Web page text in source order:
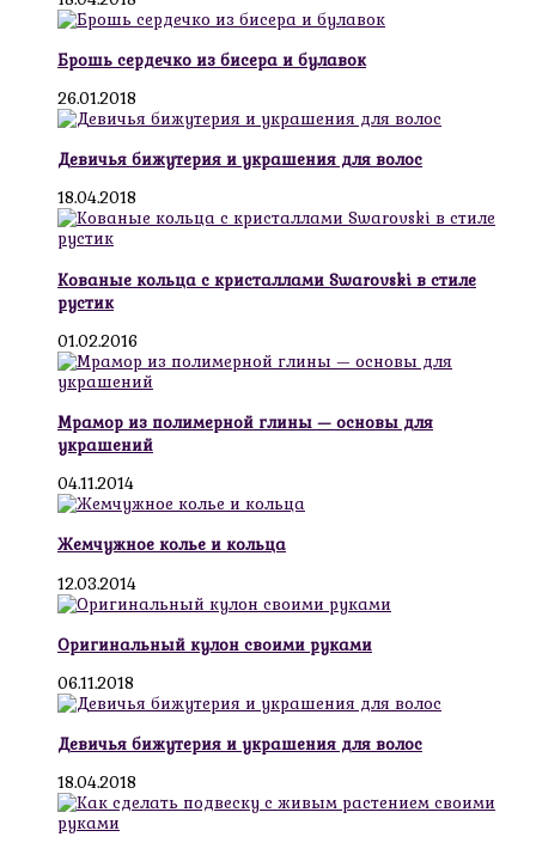
Брошь сердечко из бисера и булавок
26.01.2018
Девичья бижутерия и украшения для волос
18.04.2018
Кованые кольца с кристаллами Swarovski в стиле
рустик
01.02.2016
Мрамор из полимерной глины — основы для
украшений
04.11.2014
Жемчужное колье и кольца
12.03.2014
Оригинальный кулон своими руками
06.11.2018
Девичья бижутерия и украшения для волос
18.04.2018